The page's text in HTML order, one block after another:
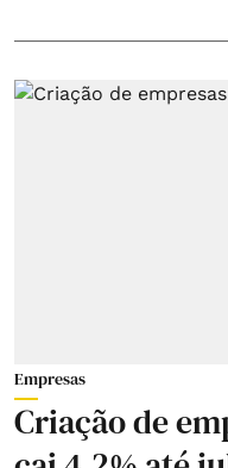
Empresas
Criação de